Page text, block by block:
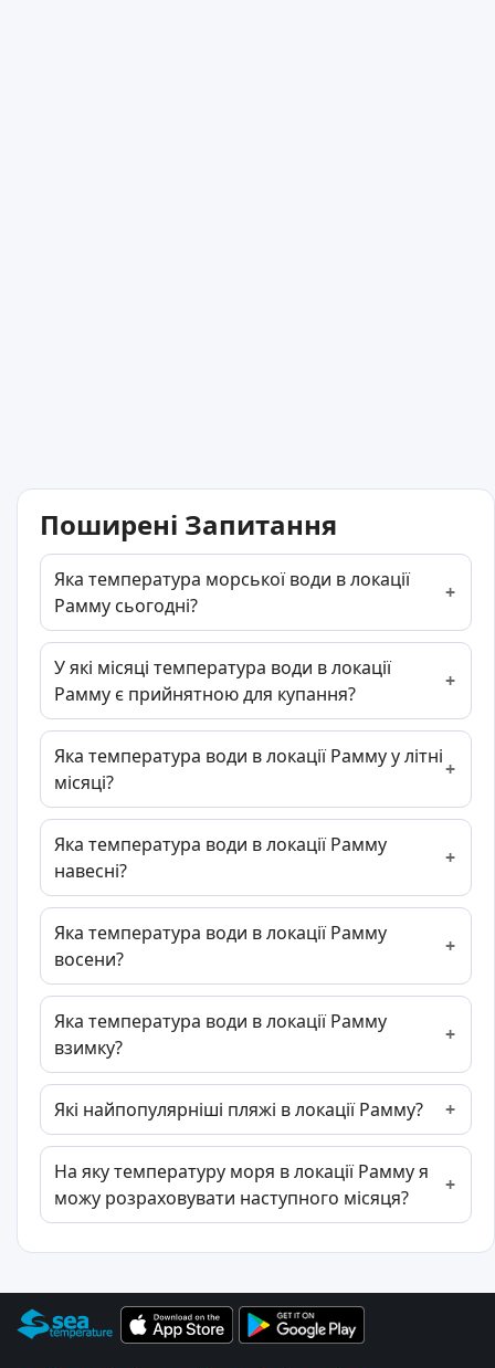
Поширені Запитання
Яка температура морської води в локації
Рамму сьогодні?
У які місяці температура води в локації
Рамму є прийнятною для купання?
Яка температура води в локації Рамму у літні
місяці?
Яка температура води в локації Рамму
навесні?
Яка температура води в локації Рамму
восени?
Яка температура води в локації Рамму
взимку?
Які найпопулярніші пляжі в локації Рамму?
На яку температуру моря в локації Рамму я
можу розраховувати наступного місяця?